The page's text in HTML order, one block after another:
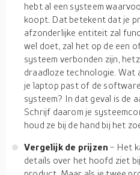
hebt al een systeem
koopt. Dat betekent dat je
afzonderlijke entiteit zal
wel doet, zal het op de een
systeem verbonden zijn,
draadloze technologie. Wat
je laptop past of de
systeem? In dat geval is de
Schrijf daarom je
houd ze bij de hand bij het
Vergelijk de prijzen- Het
details over het hoofd ziet